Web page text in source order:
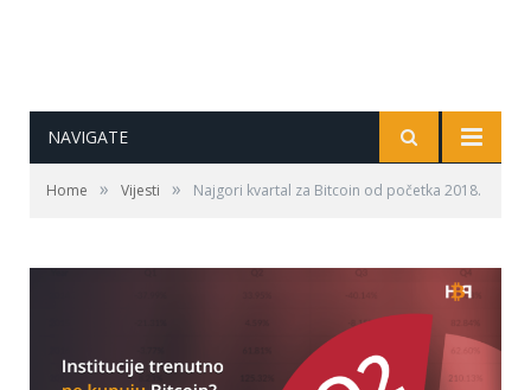
NAVIGATE
Home » Vijesti » Najgori kvartal za Bitcoin od početka 2018.